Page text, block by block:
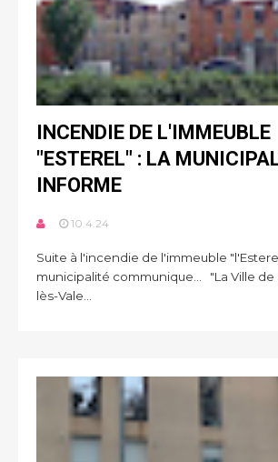
INCENDIE DE L'IMMEUBLE
"ESTEREL" : LA
INFORME
10.4.24
Suite à l'incendie de l'immeuble
municipalité communique... "La Ville de
lès-Vale...